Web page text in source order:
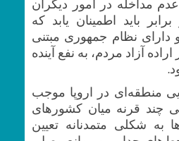
مداخله در امور دیگران
باید اطمینان یابد که
دارای نظام جمهوری مبتنی
آزاد مردم، به نفع آینده
منطقه‌ای در اروپا موجب
چند قرنه میان کشور‌های
به شکلی متمدنانه تعیین